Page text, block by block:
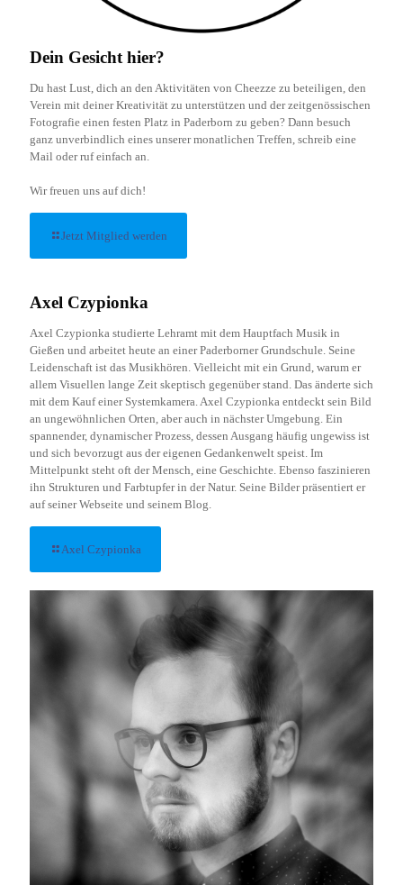
Dein Gesicht hier?
Du hast Lust, dich an den Aktivitäten von Cheezze zu beteiligen, den
Verein mit deiner Kreativität zu unterstützen und der zeitgenössischen
Fotografie einen festen Platz in Paderborn zu geben? Dann besuch
ganz unverbindlich eines unserer monatlichen Treffen, schreib eine
Mail oder ruf einfach an.
Wir freuen uns auf dich!
Jetzt Mitglied werden
Axel Czypionka
Axel Czypionka studierte Lehramt mit dem Hauptfach Musik in
Gießen und arbeitet heute an einer Paderborner Grundschule. Seine
Leidenschaft ist das Musikhören. Vielleicht mit ein Grund, warum er
allem Visuellen lange Zeit skeptisch gegenüber stand. Das änderte sich
mit dem Kauf einer Systemkamera. Axel Czypionka entdeckt sein Bild
an ungewöhnlichen Orten, aber auch in nächster Umgebung. Ein
spannender, dynamischer Prozess, dessen Ausgang häufig ungewiss ist
und sich bevorzugt aus der eigenen Gedankenwelt speist. Im
Mittelpunkt steht oft der Mensch, eine Geschichte. Ebenso faszinieren
ihn Strukturen und Farbtupfer in der Natur. Seine Bilder präsentiert er
auf seiner Webseite und seinem Blog.
Axel Czypionka